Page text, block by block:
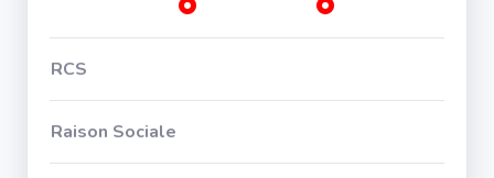
RCS
Raison Sociale